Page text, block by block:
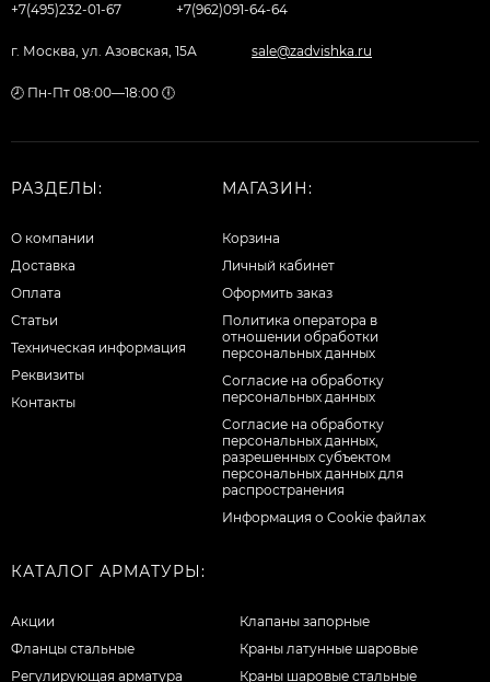
+7(495)232-01-67 +7(962)091-64-64
г. Москва, ул. Азовская, 15А sale@zadvishka.ru
🕗 Пн-Пт 08:00—18:00 🕕
РАЗДЕЛЫ:
О компании
Доставка
Оплата
Статьи
Техническая информация
Реквизиты
Контакты
МАГАЗИН:
Корзина
Личный кабинет
Оформить заказ
Политика оператора в
отношении обработки
персональных данных
Согласие на обработку
персональных данных
Cогласие на обработку
персональных данных,
разрешенных субъектом
персональных данных для
распространения
Информация о Cookie файлах
КАТАЛОГ АРМАТУРЫ:
Акции
Фланцы стальные
Регулирующая арматура
Клапаны запорные
Краны латунные шаровые
Краны шаровые стальные